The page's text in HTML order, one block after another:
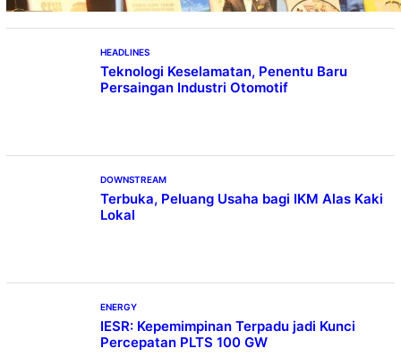
HEADLINES
Teknologi Keselamatan, Penentu Baru
Persaingan Industri Otomotif
DOWNSTREAM
Terbuka, Peluang Usaha bagi IKM Alas Kaki
Lokal
ENERGY
IESR: Kepemimpinan Terpadu jadi Kunci
Percepatan PLTS 100 GW